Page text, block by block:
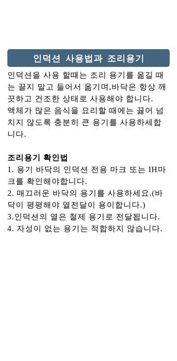
인덕션 사용법과 조리용기
인덕션을 사용 할떄는 조리 용기를 옮길 때
는 끌지 말고 들어서 옮기며,바닥은 항상 깨
끗하고 건조한 상태로 사용해야 합니다.
액체가 많은 음식을 요리할 때에는 끓어 넘
치지 않도록 충분히 큰 용기를 사용하세합
니다.
조리용기 확인법
1. 용기 바닥의 인덕션 전용 마크 또는 IH마
크를 확인해야합니다.
2. 매끄러운 바닥의 용기를 사용하세요.(바
닥이 평평해야 열전달이 용이합니다.)
3.인덕션의 열은 철제 용기로 전달됩니다.
4. 자성이 없는 용기는 적합하지 않습니다.